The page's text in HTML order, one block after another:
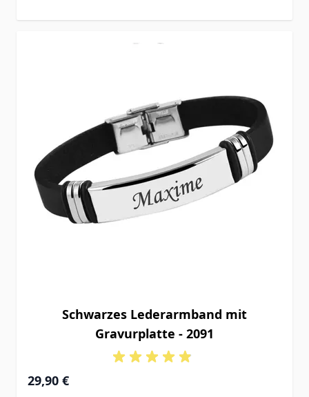
Schwarzes Lederarmband mit
Gravurplatte - 2091
29,90 €